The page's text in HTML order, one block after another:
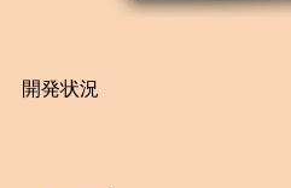
開発状況